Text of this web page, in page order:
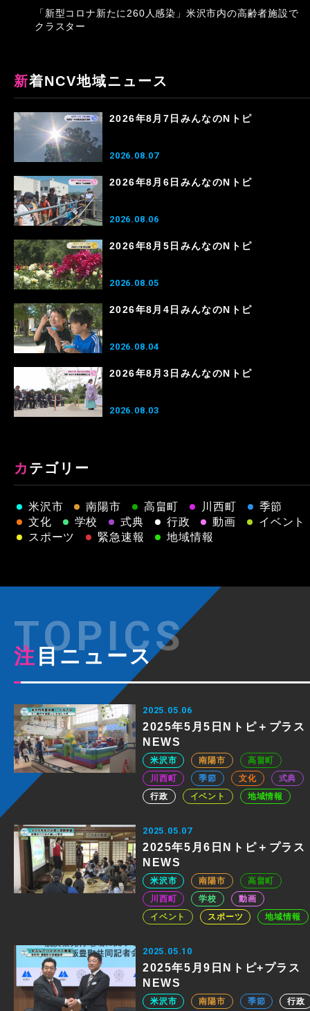
「新型コロナ新たに260人感染」米沢市内の高齢者施設で
クラスター
新着NCV地域ニュース
2026年8月7日みんなのNトピ
2026.08.07
2026年8月6日みんなのNトピ
2026.08.06
2026年8月5日みんなのNトピ
2026.08.05
2026年8月4日みんなのNトピ
2026.08.04
2026年8月3日みんなのNトピ
2026.08.03
カテゴリー
米沢市 南陽市 高畠町 川西町
季節
文化
学校 式典 行政 動画
イベント
スポーツ
緊急速報 地域情報
注目ニュース
2025.05.06
2025年5月5日Nトピ＋プラス
NEWS
米沢市 南陽市
高畠町
川西町
季節 文化
式典
行政
イベント 地域情報
2025.05.07
2025年5月6日Nトピ＋プラス
NEWS
米沢市 南陽市
高畠町
川西町
学校
動画
イベント
スポーツ 地域情報
2025.05.10
2025年5月9日Nトピ+プラス
NEWS
米沢市 南陽市 季節 行政